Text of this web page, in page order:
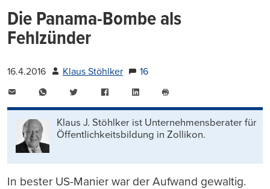
Die Panama-Bombe als
Fehlzünder
16.4.2016 Klaus Stöhlker
16
WhatsAppTwitter FacebookLinkedIn
drucken
Klaus J. Stöhlker ist Unternehmens­berater für
Öffentlichkeits­bildung in Zollikon.
In bester US-Manier war der Aufwand gewaltig.